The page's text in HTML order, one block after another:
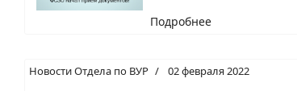
Подробнее
Новости Отдела по ВУР 02 февраля 2022